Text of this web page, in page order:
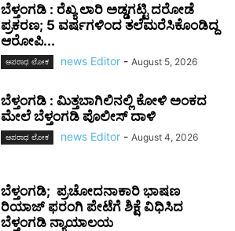
ಬೆಳ್ತಂಗಡಿ : ರೆಖ್ಯ ಲಾರಿ ಅಡ್ಡಗಟ್ಟಿ ದರೋಡೆ
ಪ್ರಕರಣ; 5 ವರ್ಷಗಳಿಂದ ತಲೆಮರೆಸಿಕೊಂಡಿದ್ದ
ಆರೋಪಿ...
ಅಪರಾಧ ಲೋಕ news Editor - August 5, 2026
ಬೆಳ್ತಂಗಡಿ : ಮಿತ್ತಬಾಗಿಲಿನಲ್ಲಿ ಕೋಳಿ ಅಂಕದ
ಮೇಲೆ ಬೆಳ್ತಂಗಡಿ ಪೊಲೀಸ್ ದಾಳಿ
ಅಪರಾಧ ಲೋಕ news Editor - August 4, 2026
ಬೆಳ್ತಂಗಡಿ; ಪ್ರಚೋದನಾಕಾರಿ ಭಾಷಣ
ರಿಯಾಜ್ ಫರಂಗಿ ಪೇಟೆಗೆ ಶಿಕ್ಷೆ ವಿಧಿಸಿದ
ಬೆಳ್ತಂಗಡಿ ನ್ಯಾಯಾಲಯ